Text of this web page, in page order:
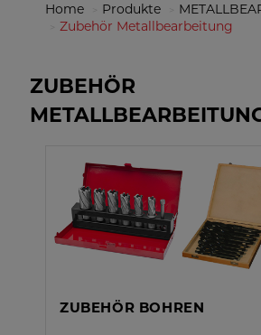
Home Produkte
Zubehör Metallbearbeitung
ZUBEHÖR
ZUBEHÖR BOHREN